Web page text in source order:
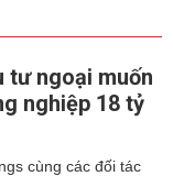
tư ngoại muốn
nghiệp 18 tỷ
cùng các đối tác